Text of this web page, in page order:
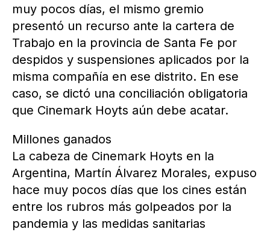
muy pocos días, el mismo gremio
presentó un recurso ante la cartera de
Trabajo en la provincia de Santa Fe por
despidos y suspensiones aplicados por la
misma compañía en ese distrito. En ese
caso, se dictó una conciliación obligatoria
que Cinemark Hoyts aún debe acatar.
Millones ganados
La cabeza de Cinemark Hoyts en la
Argentina, Martín Álvarez Morales, expuso
hace muy pocos días que los cines están
entre los rubros más golpeados por la
pandemia y las medidas sanitarias